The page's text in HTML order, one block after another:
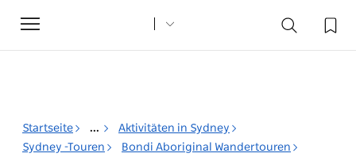
Toggle
navigation
Startseite ...
Aktivitäten in Sydney
Sydney -Touren
Bondi Aboriginal Wandertouren